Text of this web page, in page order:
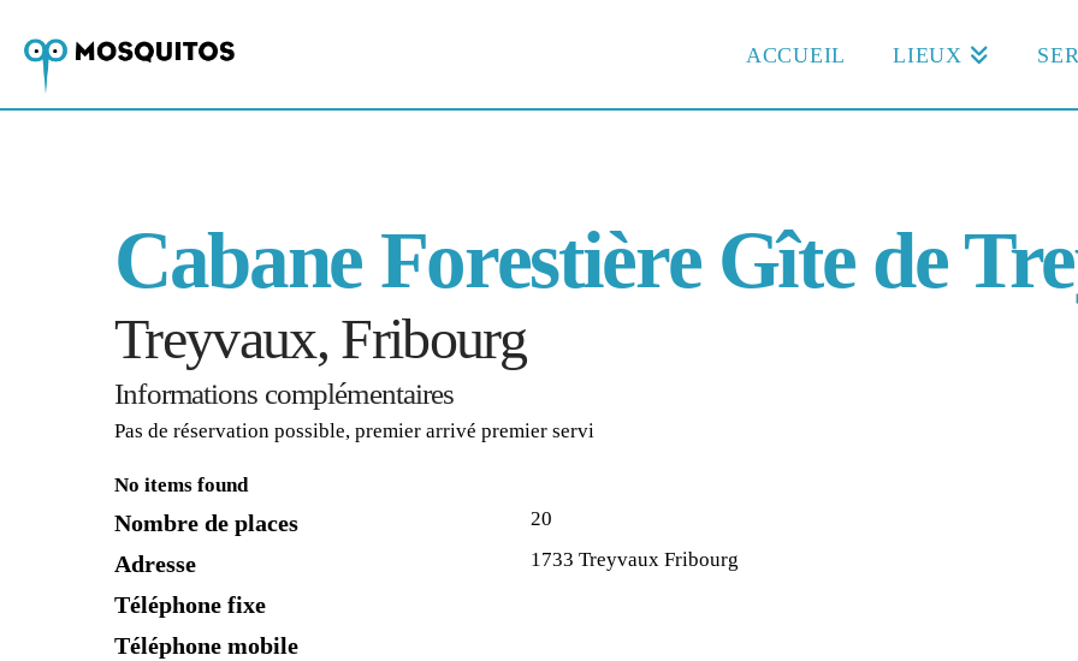
ACCUEIL LIEUX
Cabane Forestière Gîte de
Treyvaux, Fribourg
Informations complémentaires
Pas de réservation possible, premier arrivé premier servi
No items found
Nombre de places 20
Adresse 1733 Treyvaux Fribourg
Téléphone fixe
Téléphone mobile